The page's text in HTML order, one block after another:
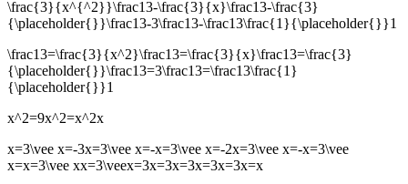
\frac{3}{x^{^2}}\frac13-\frac{3}{x}\frac13-\frac{3}
{\placeholder{}}\frac13-3\frac13-\frac13\frac{1}{\placeholder{}}1
\frac13=\frac{3}{x^2}\frac13=\frac{3}{x}\frac13=\frac{3}
{\placeholder{}}\frac13=3\frac13=\frac13\frac{1}
{\placeholder{}}1
x^2=9x^2=x^2x
x=3\vee x=-3x=3\vee x=-x=3\vee x=-2x=3\vee x=-x=3\vee
x=x=3\vee xx=3\veex=3x=3x=3x=3x=3x=x